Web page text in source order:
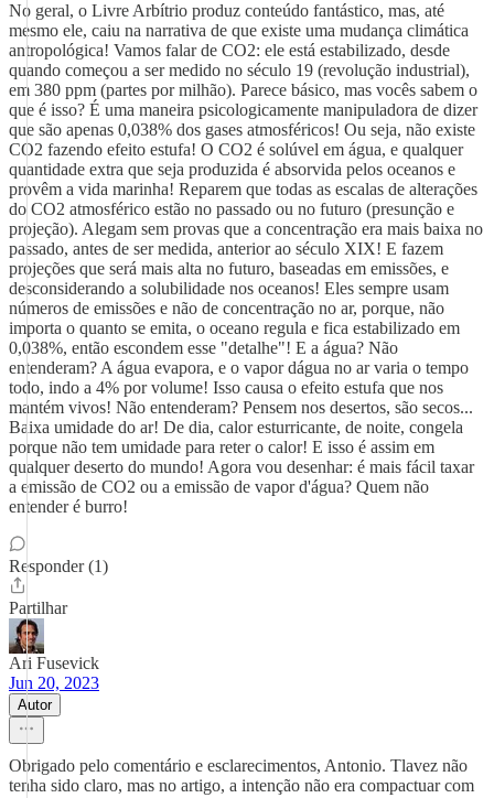
No geral, o Livre Arbítrio produz conteúdo fantástico, mas, até
mesmo ele, caiu na narrativa de que existe uma mudança climática
antropológica! Vamos falar de CO2: ele está estabilizado, desde
quando começou a ser medido no século 19 (revolução industrial),
em 380 ppm (partes por milhão). Parece básico, mas vocês sabem o
que é isso? É uma maneira psicologicamente manipuladora de dizer
que são apenas 0,038% dos gases atmosféricos! Ou seja, não existe
CO2 fazendo efeito estufa! O CO2 é solúvel em água, e qualquer
quantidade extra que seja produzida é absorvida pelos oceanos e
provêm a vida marinha! Reparem que todas as escalas de alterações
do CO2 atmosférico estão no passado ou no futuro (presunção e
projeção). Alegam sem provas que a concentração era mais baixa no
passado, antes de ser medida, anterior ao século XIX! E fazem
projeções que será mais alta no futuro, baseadas em emissões, e
desconsiderando a solubilidade nos oceanos! Eles sempre usam
números de emissões e não de concentração no ar, porque, não
importa o quanto se emita, o oceano regula e fica estabilizado em
0,038%, então escondem esse "detalhe"! E a água? Não
entenderam? A água evapora, e o vapor dágua no ar varia o tempo
todo, indo a 4% por volume! Isso causa o efeito estufa que nos
mantém vivos! Não entenderam? Pensem nos desertos, são secos...
Baixa umidade do ar! De dia, calor esturricante, de noite, congela
porque não tem umidade para reter o calor! E isso é assim em
qualquer deserto do mundo! Agora vou desenhar: é mais fácil taxar
a emissão de CO2 ou a emissão de vapor d'água? Quem não
entender é burro!
Responder (1)
Partilhar
Ari Fusevick
Jun 20, 2023
Autor
Obrigado pelo comentário e esclarecimentos, Antonio. Tlavez não
tenha sido claro, mas no artigo, a intenção não era compactuar com